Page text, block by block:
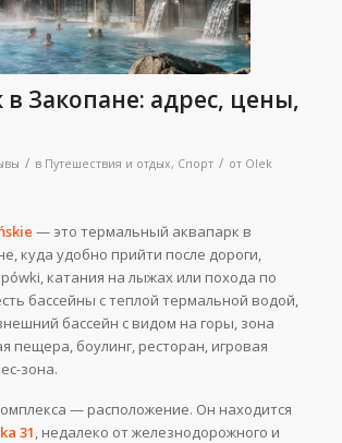
в Закопане: адрес, цены,
/ в Путешествия и отдых, Спорт / от Olek
— это термальный аквапарк в
куда удобно прийти после дороги,
катания на лыжах или похода по
бассейны с теплой термальной водой,
бассейн с видом на горы, зона
пещера, боулинг, ресторан, игровая
зона.
— расположение. Он находится
31, недалеко от железнодорожного и